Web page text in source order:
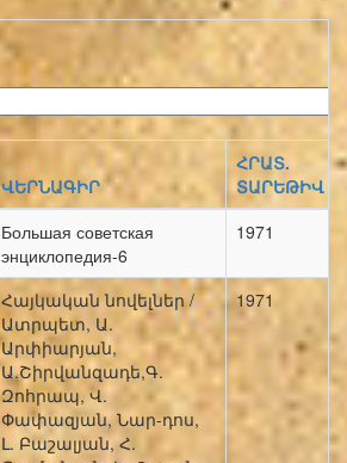
ՎԵՐՆԱԳԻՐ
ՀՐԱՏ.
ՏԱՐԵԹԻՎ
Большая советская
энциклопедия-6
1971
Հայկական նովելներ /
Ատրպետ, Ա.
Արփիարյան,
Ա.Շիրվանզադե,Գ.
Զոհրապ, Վ.
Փափազյան, Նար-դոս,
Լ. Բաշալյան, Հ.
1971